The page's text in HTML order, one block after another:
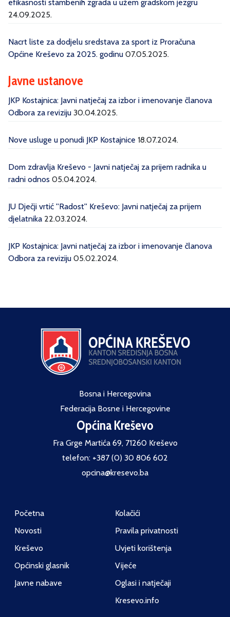
efikasnosti stambenih zgrada u užem gradskom jezgru
24.09.2025.
Nacrt liste za dodjelu sredstava za sport iz Proračuna
Općine Kreševo za 2025. godinu 07.05.2025.
Javne ustanove
JKP Kostajnica: Javni natječaj za izbor i imenovanje članova
Odbora za reviziju 30.04.2025.
Nove usluge u ponudi JKP Kostajnice 18.07.2024.
Dom zdravlja Kreševo - Javni natječaj za prijem radnika u
radni odnos 05.04.2024.
JU Dječji vrtić ''Radost'' Kreševo: Javni natječaj za prijem
djelatnika 22.03.2024.
JKP Kostajnica: Javni natječaj za izbor i imenovanje članova
Odbora za reviziju 05.02.2024.
Bosna i Hercegovina
Federacija Bosne i Hercegovine
Općina Kreševo
Fra Grge Martića 69, 71260 Kreševo
telefon: +387 (0) 30 806 602
opcina@kresevo.ba
Početna
Novosti
Kreševo
Općinski glasnik
Javne nabave
Kolačići
Pravila privatnosti
Uvjeti korištenja
Vijeće
Oglasi i natječaji
Kresevo.info